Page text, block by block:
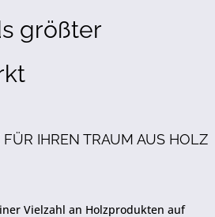
größter
Vielzahl an Holzprodukten auf
FÜR IHREN TRAUM AUS HOLZ